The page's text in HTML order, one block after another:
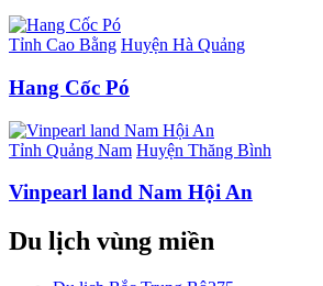
Tỉnh Cao Bằng Huyện Hà Quảng
Hang Cốc Pó
Tỉnh Quảng Nam Huyện Thăng Bình
Vinpearl land Nam Hội An
Du lịch vùng miền